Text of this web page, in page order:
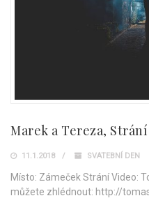
Marek a Tereza, Strání
11.1.2018 SVATEBNÍ DEN
Místo: Zámeček Strání Video:
můžete zhlédnout: http://